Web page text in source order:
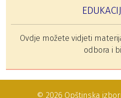
Ovdje možete vidjeti
odbora i
© 2026 Opštinska